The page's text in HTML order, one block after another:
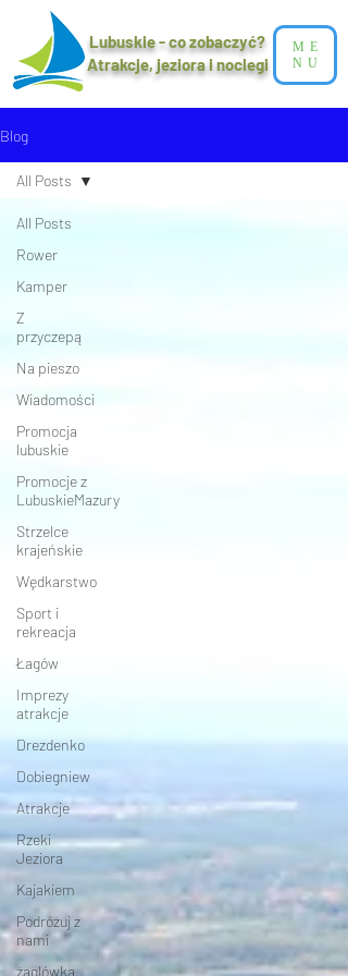
Lubuskie - co zobaczyć?
Atrakcje, jeziora i noclegi​
ME
NU
Blog
All Posts
Rower
Kamper
Z
przyczepą
Na pieszo
Wiadomości
Promocja
lubuskie
Promocje z
LubuskieMazury
Strzelce
krajeńskie
Wędkarstwo
Sport i
rekreacja
Łagów
Imprezy
atrakcje
Drezdenko
Dobiegniew
Atrakcje
Rzeki
Jeziora
Kajakiem
Podróżuj z
nami
żaglówką
All Posts